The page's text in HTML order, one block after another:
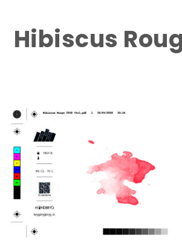
Hibiscus